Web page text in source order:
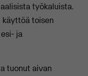
työkaluista.
toisen
ja
tuonut aivan